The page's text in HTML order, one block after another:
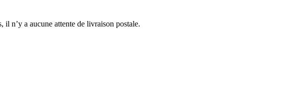
il n’y a aucune attente de livraison postale.